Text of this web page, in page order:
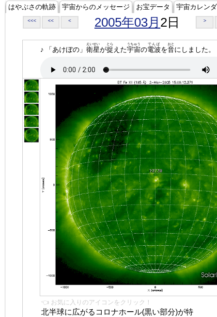
はやぶさの軌跡 宇宙からのメッセージ お宝データ 宇宙カレン
<<< << < 2005年03月 2日 >
♪ 「あけぼの」 衛星
えいせい
が捉
とら
えた宇宙
うちゅう
の電波
でんぱ
を音
おと
にしました。
👈 お気に入りのアイコンをクリック！
北半球に広がるコロナホール(黒い部分)が特